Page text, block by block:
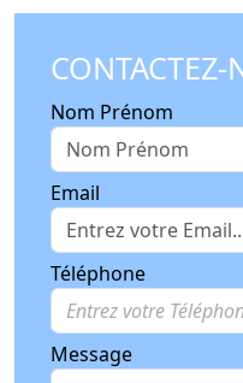
CONTACTEZ-
Nom Prénom
Email
Téléphone
Message